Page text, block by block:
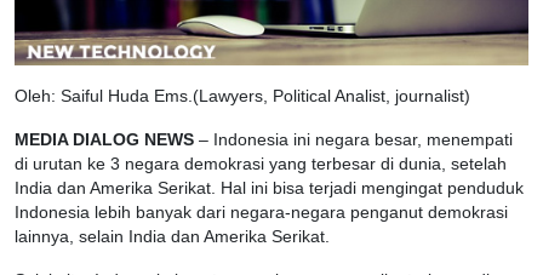
Oleh: Saiful Huda Ems.(Lawyers, Political Analist, journalist)
MEDIA DIALOG NEWS – Indonesia ini negara besar, menempati
di urutan ke 3 negara demokrasi yang terbesar di dunia, setelah
India dan Amerika Serikat. Hal ini bisa terjadi mengingat penduduk
Indonesia lebih banyak dari negara-negara penganut demokrasi
lainnya, selain India dan Amerika Serikat.